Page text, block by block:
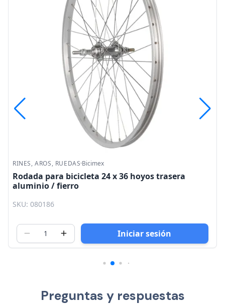
RINES, AROS, RUEDAS·Bicimex
Rodada para bicicleta 24 x 36 hoyos trasera
aluminio / fierro
SKU: 080186
Iniciar sesión
Preguntas y respuestas